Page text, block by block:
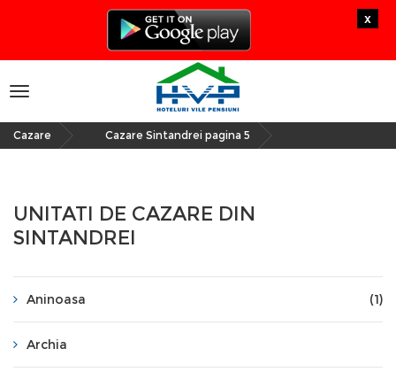
x
Toggle
navigation
Cazare Cazare Sintandrei pagina 5
UNITATI DE CAZARE DIN
SINTANDREI
Aninoasa (1)
Archia